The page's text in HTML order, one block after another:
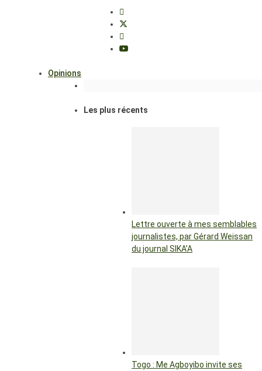
Opinions
Les plus récents
Lettre ouverte à mes semblables
journalistes, par Gérard Weissan
du journal SIKA’A
Togo : Me Agboyibo invite ses